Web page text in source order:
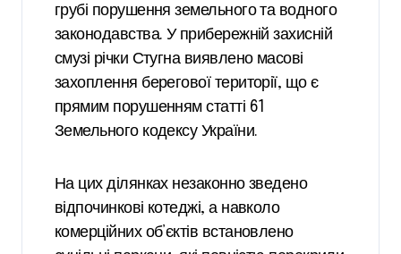
грубі порушення земельного та водного
законодавства. У прибережній захисній
смузі річки Стугна виявлено масові
захоплення берегової території, що є
прямим порушенням статті 61
Земельного кодексу України.
На цих ділянках незаконно зведено
відпочинкові котеджі, а навколо
комерційних об’єктів встановлено